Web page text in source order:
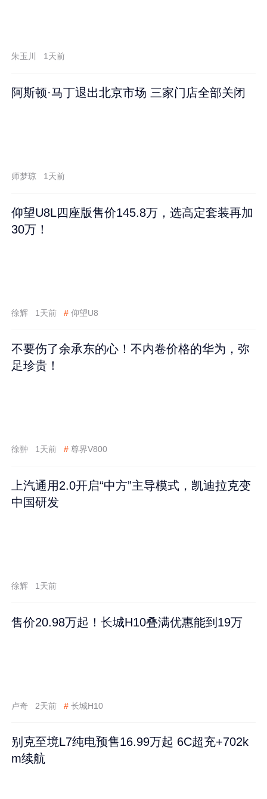
朱玉川 1天前
阿斯顿·马丁退出北京市场 三家门店全部关闭
师梦琼 1天前
仰望U8L四座版售价145.8万，选高定套装再加
30万！
徐辉 1天前 # 仰望U8
不要伤了余承东的心！不内卷价格的华为，弥
足珍贵！
徐翀 1天前 # 尊界V800
上汽通用2.0开启“中方”主导模式，凯迪拉克变
中国研发
徐辉 1天前
售价20.98万起！长城H10叠满优惠能到19万
卢奇 2天前 # 长城H10
别克至境L7纯电预售16.99万起 6C超充+702k
m续航